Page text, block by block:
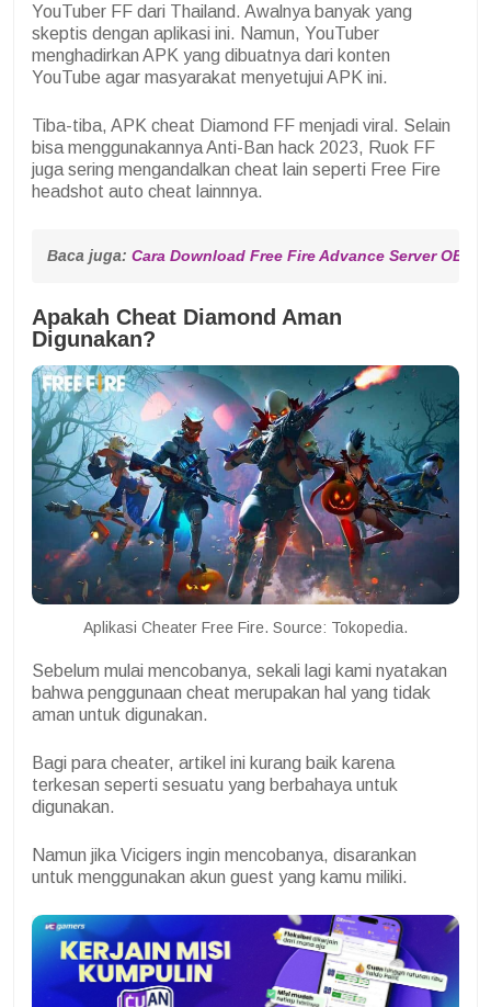
YouTuber FF dari Thailand. Awalnya banyak yang
skeptis dengan aplikasi ini. Namun, YouTuber
menghadirkan APK yang dibuatnya dari konten
YouTube agar masyarakat menyetujui APK ini.
Tiba-tiba, APK cheat Diamond FF menjadi viral. Selain
bisa menggunakannya Anti-Ban hack 2023, Ruok FF
juga sering mengandalkan cheat lain seperti Free Fire
headshot auto cheat lainnnya.
Baca juga: Cara Download Free Fire Advance Server OB41
Apakah Cheat Diamond Aman
Digunakan?
Aplikasi Cheater Free Fire. Source: Tokopedia.
Sebelum mulai mencobanya, sekali lagi kami nyatakan
bahwa penggunaan cheat merupakan hal yang tidak
aman untuk digunakan.
Bagi para cheater, artikel ini kurang baik karena
terkesan seperti sesuatu yang berbahaya untuk
digunakan.
Namun jika Vicigers ingin mencobanya, disarankan
untuk menggunakan akun guest yang kamu miliki.